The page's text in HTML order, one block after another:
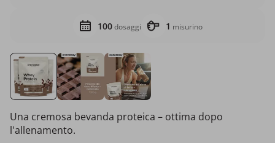
100dosaggi 1 misurino
Una cremosa bevanda proteica – ottima dopo
l'allenamento.